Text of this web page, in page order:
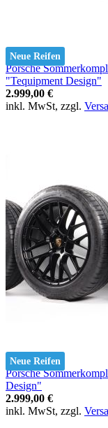
Neue Reifen
Porsche
"Tequipment Design"
2.999,00 €
inkl. MwSt, zzgl.
Neue Reifen
Porsche
Design"
2.999,00 €
inkl. MwSt, zzgl.